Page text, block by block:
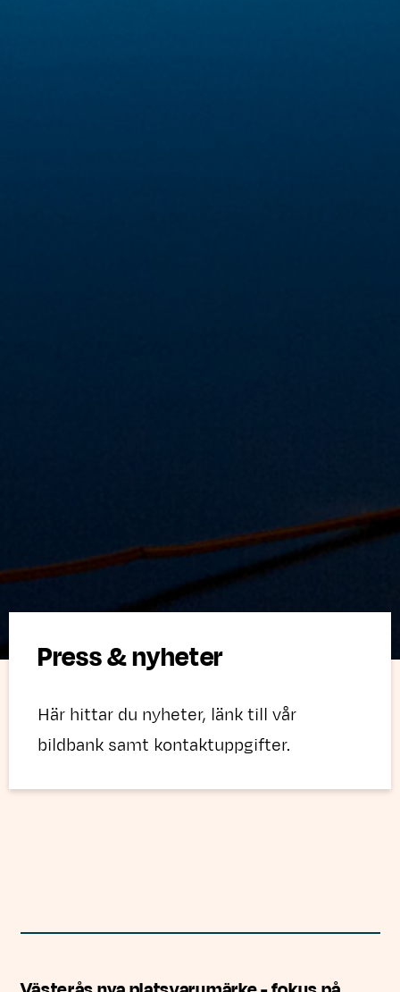
Press & nyheter
Här hittar du nyheter, länk till vår
bildbank samt kontaktuppgifter.